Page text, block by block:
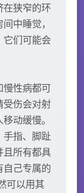
在狭窄的环
中睡觉，
它们可能会
慢性病都可
受伤会对射
动缓慢。
手指、脚趾
且所有都具
自己专属的
可以用其